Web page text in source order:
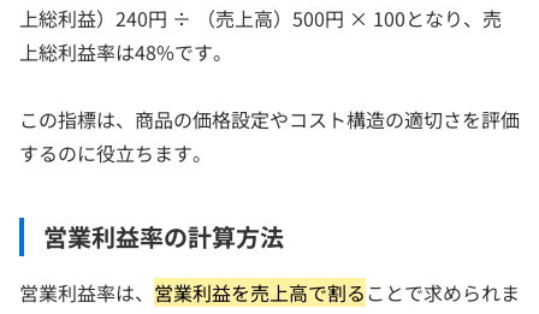
上総利益）240円 ÷ （売上高）500円 × 100となり、売
上総利益率は48%です。
この指標は、商品の価格設定やコスト構造の適切さを評価
するのに役立ちます。
営業利益率の計算方法
営業利益率は、 営業利益を売上高で割ることで求められま